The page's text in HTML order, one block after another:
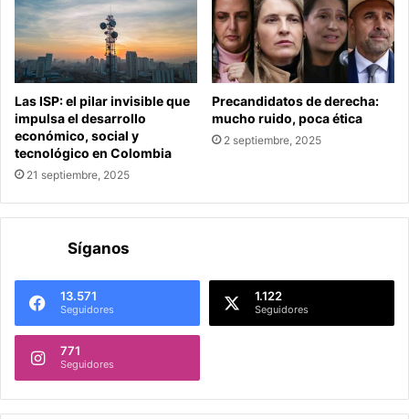
Las ISP: el pilar invisible que
impulsa el desarrollo
económico, social y
tecnológico en Colombia
21 septiembre, 2025
Precandidatos de derecha:
mucho ruido, poca ética
2 septiembre, 2025
Síganos
13.571
Seguidores
1.122
Seguidores
771
Seguidores